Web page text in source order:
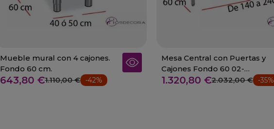
Mueble mural con 4 cajones.
Fondo 60 cm.
643,80 €1.110,00 € -42%
Mesa Central con Puertas y
Cajones Fondo 60 02-
FCPBD614+
1.320,80 €2.032,00 € -35%